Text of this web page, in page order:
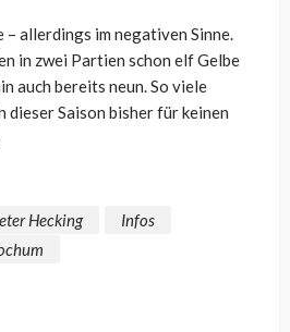
– allerdings im negativen Sinne.
in zwei Partien schon elf Gelbe
auch bereits neun. So viele
dieser Saison bisher für keinen
Hecking
Infos